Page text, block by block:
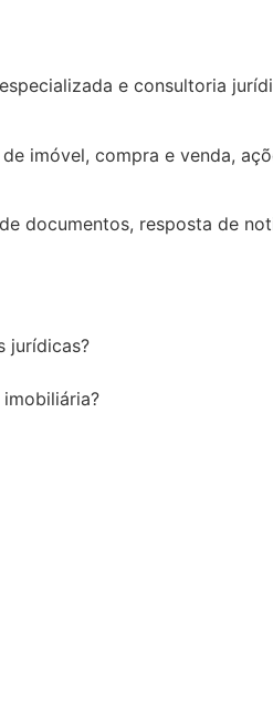
e consultoria
imóvel, compra e venda,
documentos, resposta de
jurídicas?